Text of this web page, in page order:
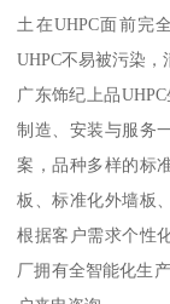
土在UHPC面前完
UHPC不易被污染，
广东饰纪上品
制造、安装与服务
案，品种多样的标
板、标准化外墙板
根据客户需求个性
厂拥有全智能化生